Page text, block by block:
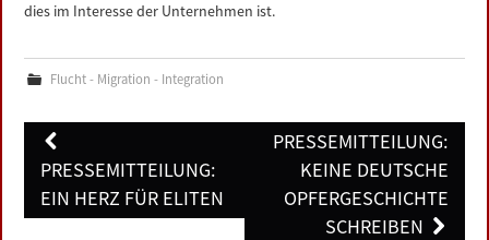
dies im Interesse der Unternehmen ist.
Flucht - Migration - Integration
Post
navigation
PRESSEMITTEILUNG:
EIN HERZ FÜR ELITEN
PRESSEMITTEILUNG:
KEINE DEUTSCHE
OPFERGESCHICHTE
SCHREIBEN